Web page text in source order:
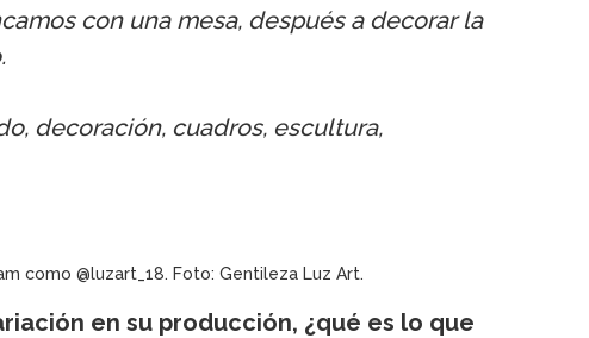
con una mesa, después a decorar la
decoración, cuadros, escultura,
como @luzart_18. Foto: Gentileza Luz Art.
en su producción, ¿qué es lo que